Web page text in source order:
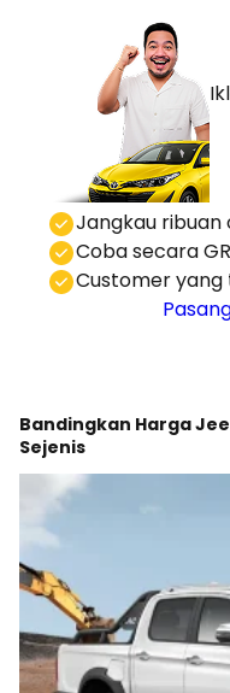
⁠Jangkau
Coba secara
⁠⁠Customer
Bandingkan Harga
Sejenis